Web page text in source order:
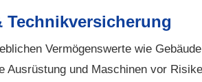
Technikversicherung
Vermögenswerte wie
Ausrüstung und Maschinen vor